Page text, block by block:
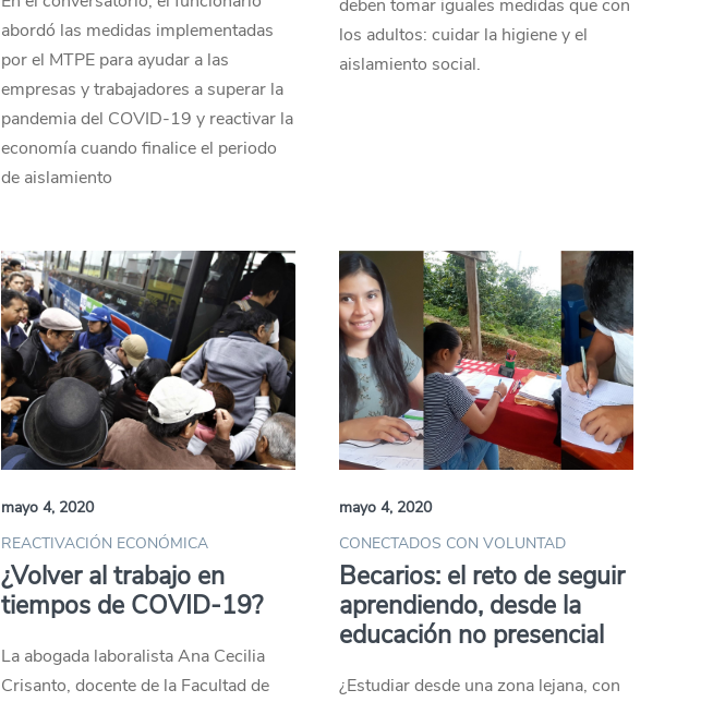
abordó las medidas implementadas
por el MTPE para ayudar a las
empresas y trabajadores a superar la
pandemia del COVID-19 y reactivar la
economía cuando finalice el periodo
de aislamiento
deben tomar iguales medidas que con
los adultos: cuidar la higiene y el
aislamiento social.
mayo 4, 2020
REACTIVACIÓN ECONÓMICA
¿Volver al trabajo en
tiempos de COVID-19?
La abogada laboralista Ana Cecilia
Crisanto, docente de la Facultad de
mayo 4, 2020
CONECTADOS CON VOLUNTAD
Becarios: el reto de seguir
aprendiendo, desde la
educación no presencial
¿Estudiar desde una zona lejana, con